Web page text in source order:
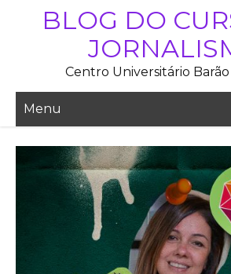
BLOG DO
Centro Universitário
Menu